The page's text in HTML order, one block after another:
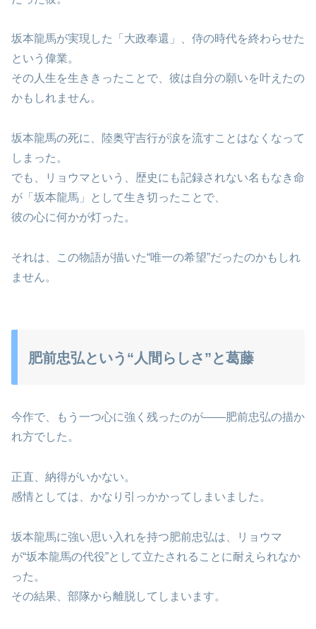
坂本龍馬が実現した「大政奉還」、侍の時代を終わらせた
という偉業。
その人生を生ききったことで、彼は自分の願いを叶えたの
かもしれません。
坂本龍馬の死に、陸奥守吉行が涙を流すことはなくなって
しまった。
でも、リョウマという、歴史にも記録されない名もなき命
が「坂本龍馬」として生き切ったことで、
彼の心に何かが灯った。
それは、この物語が描いた“唯一の希望”だったのかもしれ
ません。
肥前忠弘という“人間らしさ”と葛藤
今作で、もう一つ心に強く残ったのが――肥前忠弘の描か
れ方でした。
正直、納得がいかない。
感情としては、かなり引っかかってしまいました。
坂本龍馬に強い思い入れを持つ肥前忠弘は、リョウマ
が“坂本龍馬の代役”として立たされることに耐えられなか
った。
その結果、部隊から離脱してしまいます。